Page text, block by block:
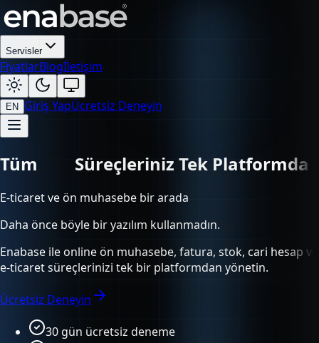
Servisler
FiyatlarBlogİletişim
EN Giriş YapÜcretsiz Deneyin
Tüm Süreçleriniz Tek Platformda
E-ticaret ve ön muhasebe bir arada
Daha önce böyle bir yazılım kullanmadın.
Enabase ile online ön muhasebe, fatura, stok, cari hesap ve
e-ticaret süreçlerinizi tek bir platformdan yönetin.
Ücretsiz Deneyin
30 gün ücretsiz deneme